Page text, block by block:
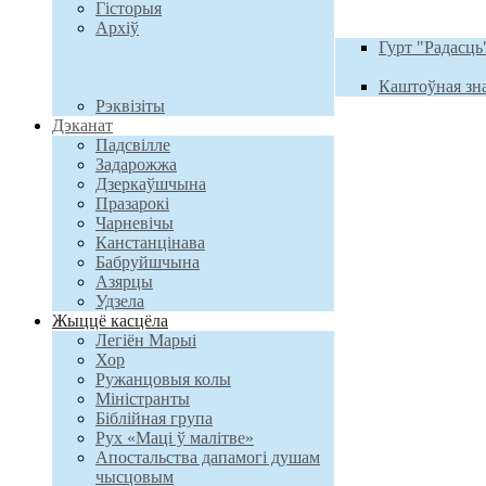
Гісторыя
Архiў
Гурт
Каштоўная
Рэквізіты
Дэканат
Падсвілле
Задарожжа
Дзеркаўшчына
Празарокі
Чарневічы
Канстанцінава
Бабруйшчына
Азярцы
Удзела
Жыццё касцёла
Легіён Марыі
Хор
Ружанцовыя колы
Міністранты
Біблійная група
Рух «Маці ў малітве»
Апостальства дапамогі душам
чысцовым